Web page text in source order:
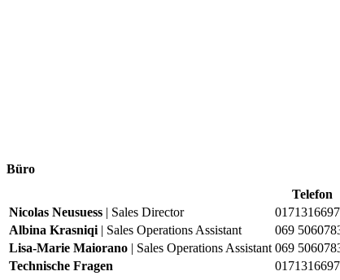
Büro
Telefon
Nicolas Neusuess | Sales Director
Albina Krasniqi | Sales Operations Assistant 069
Lisa-Marie Maiorano | Sales Operations Assistant 069
Technische Fragen